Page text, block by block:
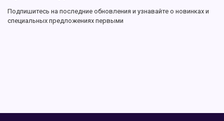
Подпишитесь на последние обновления и узнавайте о новинках и
специальных предложениях первыми